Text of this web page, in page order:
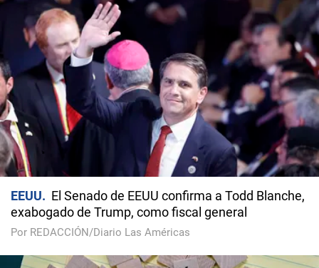
EEUU
El Senado de EEUU confirma a Todd Blanche,
exabogado de Trump, como fiscal general
Por REDACCIÓN/Diario Las Américas